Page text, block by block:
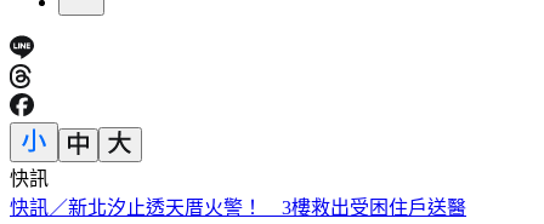
快訊
日本人來台爆買！曬35公斤「超台戰利品」 網友見1物全笑翻